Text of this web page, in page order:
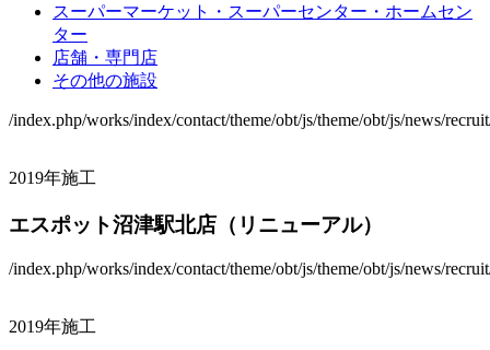
スーパーマーケット・スーパーセンター・ホームセン
ター
店舗・専門店
その他の施設
/index.php/works/index/contact/theme/obt/js/theme/obt/js/news/
2019年施工
エスポット沼津駅北店（リニューアル）
/index.php/works/index/contact/theme/obt/js/theme/obt/js/news/
2019年施工